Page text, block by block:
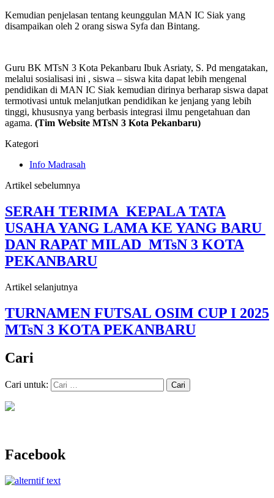
Kemudian penjelasan tentang keunggulan MAN IC Siak yang
disampaikan oleh 2 orang siswa Syfa dan Bintang.
Guru BK MTsN 3 Kota Pekanbaru Ibuk Asriaty, S. Pd mengatakan,
melalui sosialisasi ini , siswa – siswa kita dapat lebih mengenal
pendidikan di MAN IC Siak kemudian dirinya berharap siswa dapat
termotivasi untuk melanjutkan pendidikan ke jenjang yang lebih
tinggi, khususnya yang berbasis integrasi ilmu pengetahuan dan
agama. (Tim Website MTsN 3 Kota Pekanbaru)
Kategori
Info Madrasah
Artikel sebelumnya
SERAH TERIMA KEPALA TATA
USAHA YANG LAMA KE YANG BARU
DAN RAPAT MILAD MTsN 3 KOTA
PEKANBARU
Artikel selanjutnya
TURNAMEN FUTSAL OSIM CUP I 2025
MTsN 3 KOTA PEKANBARU
Cari
Cari untuk:
Facebook